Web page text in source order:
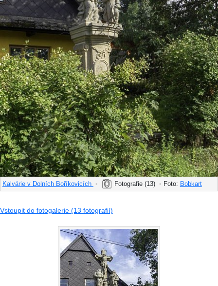
Kalvárie v Dolních Boříkovicích • Fotografie (13) • Foto: Bobkart
Vstoupit do fotogalerie (13 fotografií)